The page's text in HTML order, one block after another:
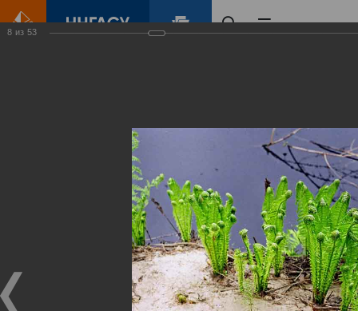
Виртуальные
выставки
(фотоальбомы)
8 из 53